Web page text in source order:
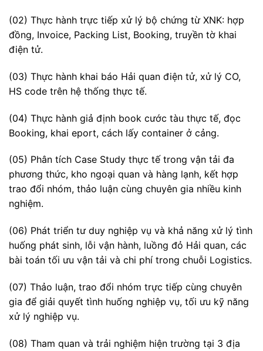
(02) Thực hành trực tiếp xử lý bộ chứng từ XNK: hợp
đồng, Invoice, Packing List, Booking, truyền tờ khai
điện tử.
(03) Thực hành khai báo Hải quan điện tử, xử lý CO,
HS code trên hệ thống thực tế.
(04) Thực hành giả định book cước tàu thực tế, đọc
Booking, khai eport, cách lấy container ở cảng.
(05) Phân tích Case Study thực tế trong vận tải đa
phương thức, kho ngoại quan và hàng lạnh, kết hợp
trao đổi nhóm, thảo luận cùng chuyên gia nhiều kinh
nghiệm.
(06) Phát triển tư duy nghiệp vụ và khả năng xử lý tình
huống phát sinh, lỗi vận hành, luồng đỏ Hải quan, các
bài toán tối ưu vận tải và chi phí trong chuỗi Logistics.
(07) Thảo luận, trao đổi nhóm trực tiếp cùng chuyên
gia để giải quyết tình huống nghiệp vụ, tối ưu kỹ năng
xử lý nghiệp vụ.
(08) Tham quan và trải nghiệm hiện trường tại 3 địa